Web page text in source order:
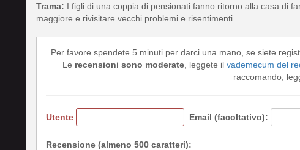
Trama: I figli di una coppia di pensionati fanno ritorno alla casa di
maggiore e rivisitare vecchi problemi e risentimenti.
Per favore spendete 5 minuti per darci una mano, se siete
Le recensioni sono moderate , leggete il vademecum del
raccomando,
Utente Email (facoltativo):
Recensione (almeno 500 caratteri):